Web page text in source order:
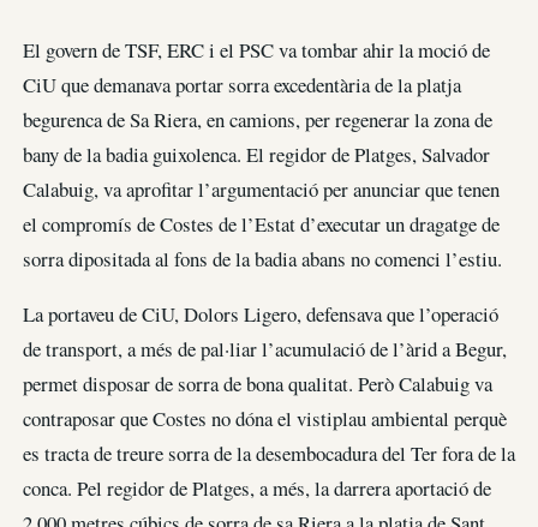
El govern de TSF, ERC i el PSC va tombar ahir la moció de
CiU que demanava portar sorra excedentària de la platja
begurenca de Sa Riera, en camions, per regenerar la zona de
bany de la badia guixolenca. El regidor de Platges, Salvador
Calabuig, va aprofitar l’argumentació per anunciar que tenen
el compromís de Costes de l’Estat d’executar un dragatge de
sorra dipositada al fons de la badia abans no comenci l’estiu.
La portaveu de CiU, Dolors Ligero, defensava que l’operació
de transport, a més de pal·liar l’acumulació de l’àrid a Begur,
permet disposar de sorra de bona qualitat. Però Calabuig va
contraposar que Costes no dóna el vistiplau ambiental perquè
es tracta de treure sorra de la desembocadura del Ter fora de la
conca. Pel regidor de Platges, a més, la darrera aportació de